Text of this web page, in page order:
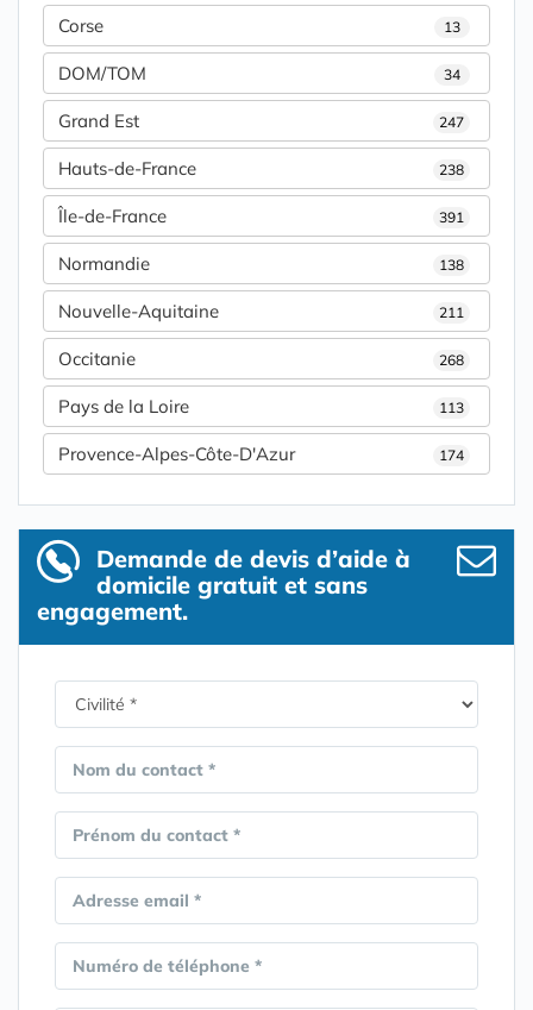
Corse 13
DOM/TOM 34
Grand Est 247
Hauts-de-France 238
Île-de-France 391
Normandie 138
Nouvelle-Aquitaine 211
Occitanie 268
Pays de la Loire 113
Provence-Alpes-Côte-D'Azur 174
Demande de devis d’aide à
domicile gratuit et sans
engagement.
Nom du contact *
Prénom du contact *
Adresse email *
Numéro de téléphone *